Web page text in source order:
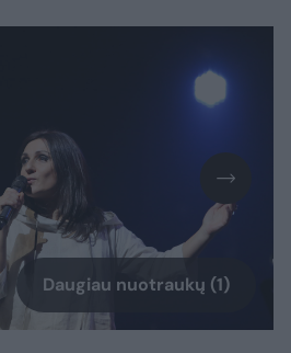
Daugiau nuotraukų (1)